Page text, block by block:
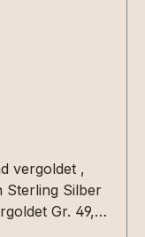
vergoldet ,
Sterling Silber
Gr. 49,